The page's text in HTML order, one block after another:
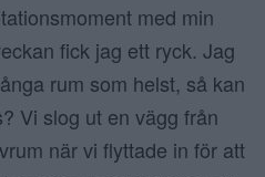
med min
fick jag ett ryck. Jag
rum som helst, så kan
Vi slog ut en vägg från
när vi flyttade in för att